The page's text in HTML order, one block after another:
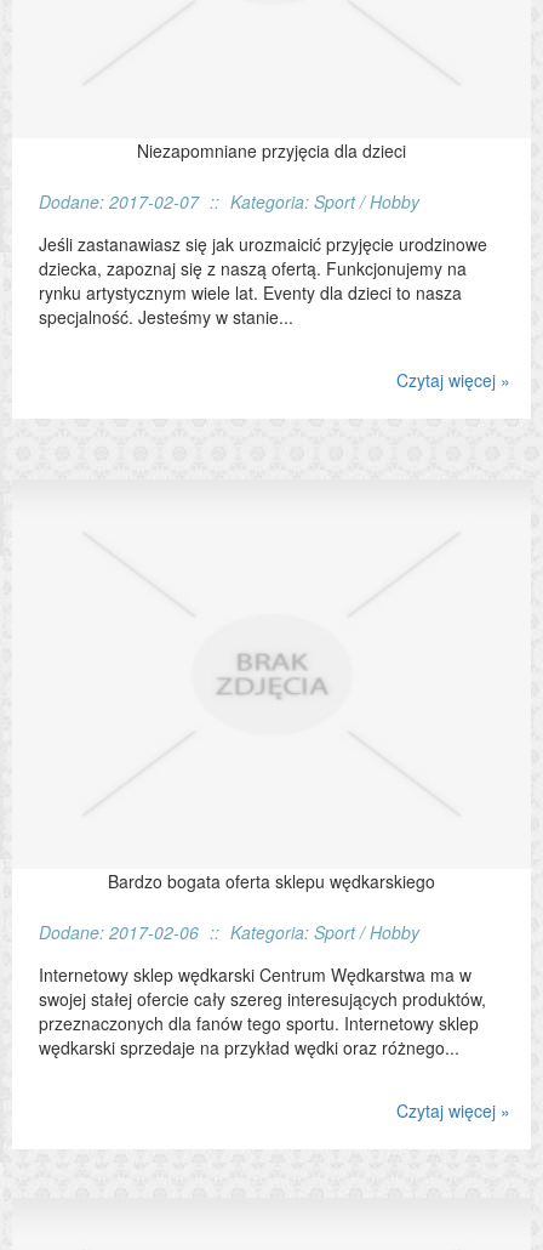
Niezapomniane przyjęcia dla dzieci
Dodane: 2017-02-07 :: Kategoria: Sport / Hobby
Jeśli zastanawiasz się jak urozmaicić przyjęcie urodzinowe
dziecka, zapoznaj się z naszą ofertą. Funkcjonujemy na
rynku artystycznym wiele lat. Eventy dla dzieci to nasza
specjalność. Jesteśmy w stanie...
Czytaj więcej »
Bardzo bogata oferta sklepu wędkarskiego
Dodane: 2017-02-06 :: Kategoria: Sport / Hobby
Internetowy sklep wędkarski Centrum Wędkarstwa ma w
swojej stałej ofercie cały szereg interesujących produktów,
przeznaczonych dla fanów tego sportu. Internetowy sklep
wędkarski sprzedaje na przykład wędki oraz różnego...
Czytaj więcej »